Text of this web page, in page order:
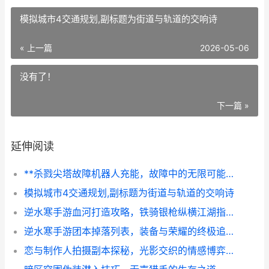
模拟城市4交通规划,副标题为街道与轨道的交响诗
« 上一篇 2026-05-06
没有了！
下一篇 »
延伸阅读
**杀戮尖塔故障机器人充能，故障中的无限可能，副标题，破碎核心的进化之路**
模拟城市4交通规划,副标题为街道与轨道的交响诗
逆水寒手游血河打造攻略，铁骑银枪纵横江湖指南
逆水寒手游团本掉落列表，装备与荣耀的终极追求
恋与制作人拍摄副本探秘，光影交织的情感博弈场副标题